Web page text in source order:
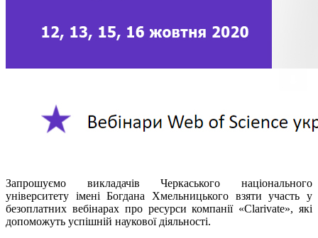
Запрошуємо викладачів Черкаського національного
університету імені Богдана Хмельницького взяти участь у
безоплатних вебінарах про ресурси компанії «Clarivate», які
допоможуть успішній наукової діяльності.